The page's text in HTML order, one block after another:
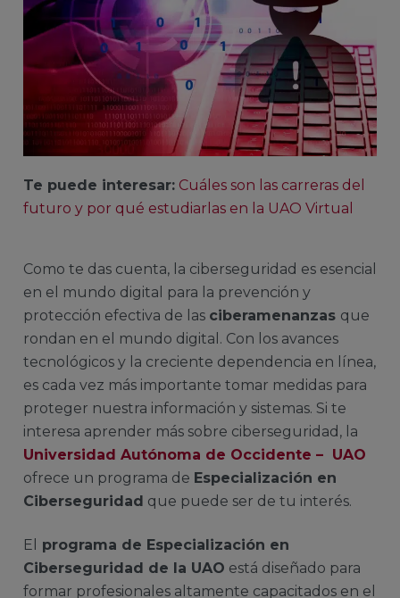
Te puede interesar: Cuáles son las carreras del
futuro y por qué estudiarlas en la UAO Virtual
Como te das cuenta, la ciberseguridad es esencial
en el mundo digital para la prevención y
protección efectiva de las ciberamenanzas que
rondan en el mundo digital. Con los avances
tecnológicos y la creciente dependencia en línea,
es cada vez más importante tomar medidas para
proteger nuestra información y sistemas. Si te
interesa aprender más sobre ciberseguridad, la
Universidad Autónoma de Occidente – UAO
ofrece un programa de Especialización en
Ciberseguridad que puede ser de tu interés.
El
programa de Especialización en
Ciberseguridad de la UAO está diseñado para
formar profesionales altamente capacitados en el